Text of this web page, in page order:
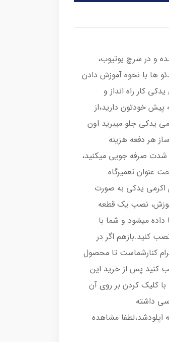
و در سرچ یوتیوب،
ها با نحوه آموزش دادن
کار راه انداز و
خودتون دارید،از
یدکی جلو میبرید اون
هر دفعه هزینه
شدت صرفه جویی میکنید،
عنوان تعمیرگاه
اکرمی یدکی به صورت
آموزش، نصب یک قطعه
میشود و شما با
کنید.بازهم اگر در
کنارشماست تا محصول
کنید.پس از خرید این
کلیک کردن بر روی آن
داشته
اپلودشد،لطفا مشاهده